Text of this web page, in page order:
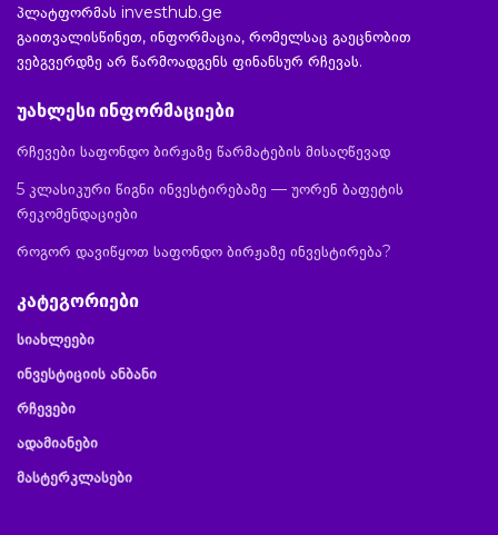
პლატფორმას investhub.ge
გაითვალისწინეთ, ინფორმაცია, რომელსაც გაეცნობით
ვებგვერდზე არ წარმოადგენს ფინანსურ რჩევას.
უახლესი ინფორმაციები
რჩევები საფონდო ბირჟაზე წარმატების მისაღწევად
5 კლასიკური წიგნი ინვესტირებაზე — უორენ ბაფეტის
რეკომენდაციები
როგორ დავიწყოთ საფონდო ბირჟაზე ინვესტირება?
კატეგორიები
სიახლეები
ინვესტიციის ანბანი
რჩევები
ადამიანები
მასტერკლასები